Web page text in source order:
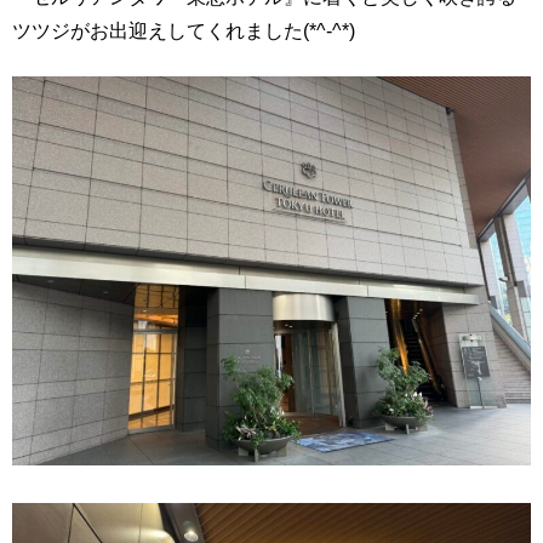
ツツジがお出迎えしてくれました(*^-^*)